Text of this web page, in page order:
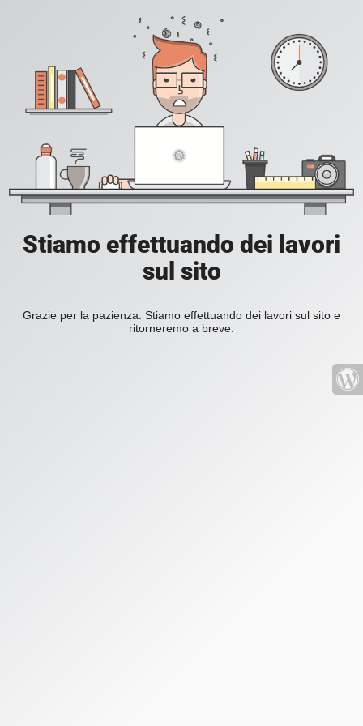
Stiamo effettuando dei lavori
sul sito
Grazie per la pazienza. Stiamo effettuando dei lavori sul sito e
ritorneremo a breve.